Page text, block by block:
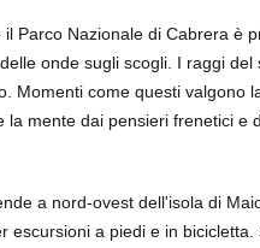
Parco Nazionale di Cabrera è
onde sugli scogli. I raggi
Momenti come questi valgono
la mente dai pensieri frenetici e
a nord-ovest dell'isola di
escursioni a piedi e in